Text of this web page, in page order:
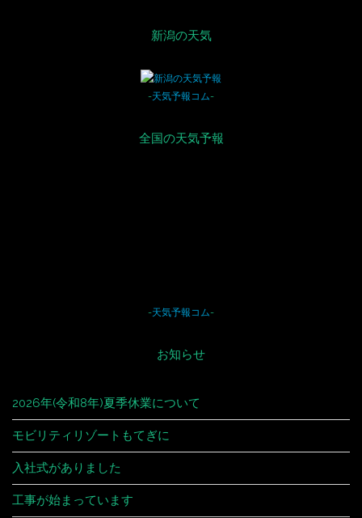
新潟の天気
-天気予報コム-
全国の天気予報
-天気予報コム-
お知らせ
2026年(令和8年)夏季休業について
モビリティリゾートもてぎに
入社式がありました
工事が始まっています